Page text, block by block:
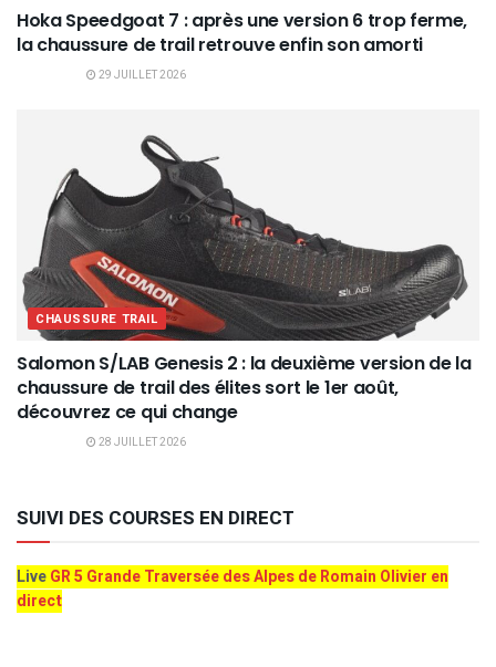
Hoka Speedgoat 7 : après une version 6 trop ferme,
la chaussure de trail retrouve enfin son amorti
29 JUILLET 2026
CHAUSSURE TRAIL
Salomon S/LAB Genesis 2 : la deuxième version de la
chaussure de trail des élites sort le 1er août,
découvrez ce qui change
28 JUILLET 2026
SUIVI DES COURSES EN DIRECT
LiveGR 5 Grande Traversée des Alpes de Romain Olivier en
direct